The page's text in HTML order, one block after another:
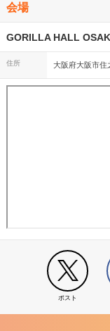
会場
GORILLA HALL
住所 大阪府大阪市住
ポスト